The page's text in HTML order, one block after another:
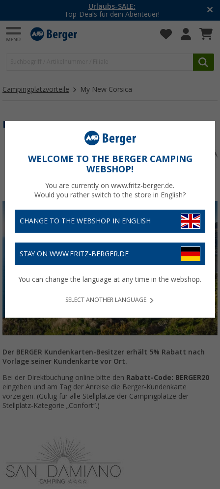
Urlaubs-SALE:
Top-Deals für dein Abenteuer!
Campingplatzvorteile My New Corsica
MY NEW CORSICA
Der BERGER Kundenkarten-Besitzer erhält 5% Rabatt nach
Vorlage seiner Kundenkarte vor Ort.
Bei der Direktbuchung online bitte den Rabatt-Code: BERGER20
eingeben und am Tag der Anreise die Berger-Kundenkarte
vorzeigen. (Gültig für alle Stellplätze der Campingplätze der
Stellplatz-Kategorie „Confort“.)
WELCOME TO THE BERGER CAMPING
WEBSHOP!
You are currently on www.fritz-berger.de.
Would you rather switch to the store in English?
CHANGE TO THE WEBSHOP IN ENGLISH
STAY ON WWW.FRITZ-BERGER.DE
You can change the language at any time in the webshop.
SELECT ANOTHER LANGUAGE